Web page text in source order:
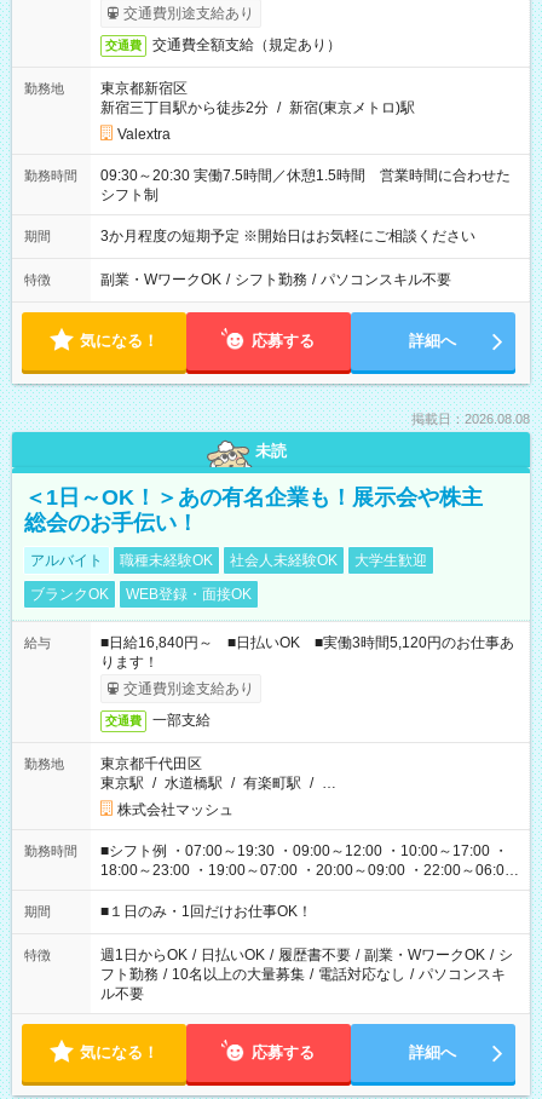
交通費別途支給あり
交通費 交通費全額支給（規定あり）
勤務地
東京都新宿区
新宿三丁目駅から徒歩2分 / 新宿(東京メトロ)駅
Valextra
勤務時間
09:30～20:30 実働7.5時間／休憩1.5時間 営業時間に合わせた
シフト制
期間 3か月程度の短期予定 ※開始日はお気軽にご相談ください
特徴 副業・WワークOK / シフト勤務 / パソコンスキル不要
気になる！ 応募する 詳細へ
掲載日：2026.08.08
未読
＜1日～OK！＞あの有名企業も！展示会や株主
総会のお手伝い！
アルバイト 職種未経験OK 社会人未経験OK
大学生歓迎
ブランクOK
WEB登録・面接OK
給与
■日給16,840円～ ■日払いOK ■実働3時間5,120円のお仕事あ
ります！
交通費別途支給あり
交通費 一部支給
勤務地
東京都千代田区
東京駅 / 水道橋駅 / 有楽町駅 / …
株式会社マッシュ
勤務時間
■シフト例 ・07:00～19:30 ・09:00～12:00 ・10:00～17:00 ・
18:00～23:00 ・19:00～07:00 ・20:00～09:00 ・22:00～06:00
etc ★最短で3時間で5,120円のお仕事から 15時間で2万円近く稼
げるお仕事も！ ご希望のお時間に合わせてご紹介！ ※シフトは
ください！
期間 ■１日のみ・1回だけお仕事OK！
特徴 週1日からOK / 日払いOK / 履歴書不要 / 副業・WワークOK / シ
フト勤務 / 10名以上の大量募集 / 電話対応なし / パソコンスキ
ル不要
気になる！ 応募する 詳細へ